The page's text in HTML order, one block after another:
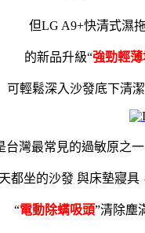
但LG A9+快清式濕
的新品升級“強勁輕
可輕鬆深入沙發底下清
台灣最常見的過敏原之
都坐的沙發 與床墊寢具
“電動除螨吸頭”清除塵